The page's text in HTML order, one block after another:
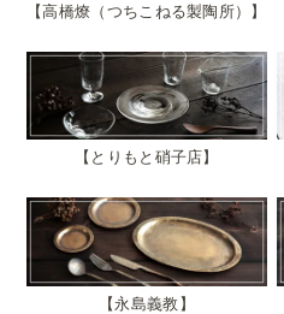
高橋燎（つちこねる製陶所）
とりもと硝子店
永島義教